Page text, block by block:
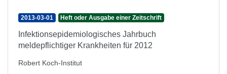
2013-03-01 Heft oder Ausgabe einer Zeitschrift
Infektionsepidemiologisches Jahrbuch
meldepflichtiger Krankheiten für 2012
Robert Koch-Institut